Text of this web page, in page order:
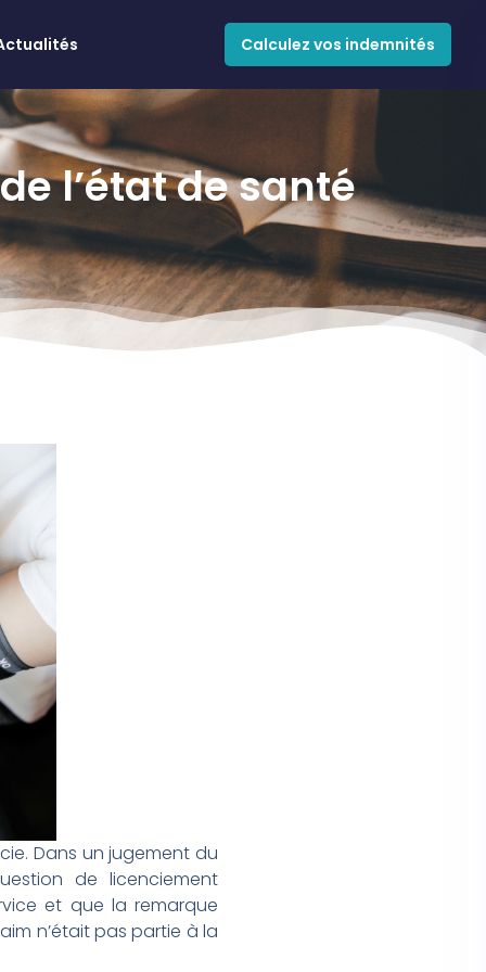
Calculez vos indemnités
l’état de santé
Dans un jugement du
de licenciement
et que la remarque
n’était pas partie à la